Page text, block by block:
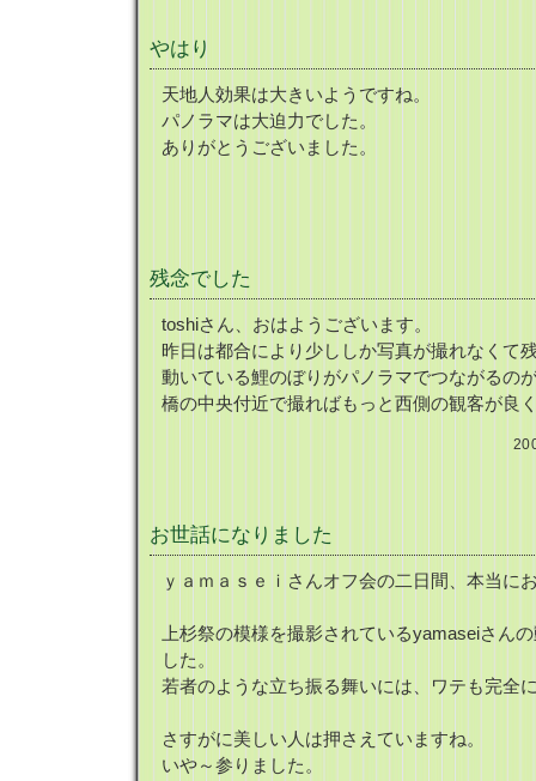
やはり
天地人効果は大きいようですね。
パノラマは大迫力でした。
ありがとうございました。
残念でした
toshiさん、おはようございます。
昨日は都合により少ししか写真が撮れなくて
動いている鯉のぼりがパノラマでつながるの
橋の中央付近で撮ればもっと西側の観客が良
お世話になりました
ｙａｍａｓｅｉさんオフ会の二日間、本当に
上杉祭の模様を撮影されているyamaseiさん
した。
若者のような立ち振る舞いには、ワテも完全
さすがに美しい人は押さえていますね。
いや～参りました。